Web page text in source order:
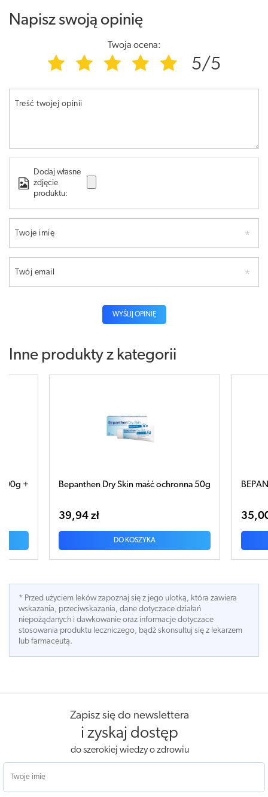
Napisz swoją opinię
Twoja ocena:
5/5
Treść twojej opinii
Dodaj własne
zdjęcie
produktu:
Twoje imię
Twój email
WYŚLIJ OPINIĘ
Inne produkty z kategorii
maść ochronna 50g BEPANTHEN BABY maść ochronna 30g
* Przed użyciem leków zapoznaj się z jego ulotką, która zawiera
wskazania, przeciwskazania, dane dotyczace działań
niepożądanych i dawkowanie oraz informacje dotyczace
stosowania produktu leczniczego, bądź skonsultuj się z lekarzem
lub farmaceutą.
Zapisz się do newslettera
i zyskaj dostęp
do szerokiej wiedzy o zdrowiu